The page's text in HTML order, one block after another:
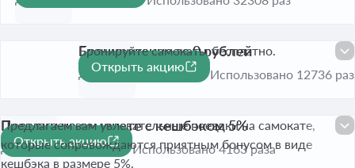
Бронирование за 0 рублей
До 30 сент. 2026
Бронируйте самокаты бесплатно.
Открыть акцию
Использовано 12736 раз
Поездки на самокате с кешбэком 5%
До 30 сент. 2026
Предлагаем вам увлекательные поездки на самокате,
которые сопровождаются приятным бонусом в виде
кешбэка в размере 5%.
Открыть акцию
Использовано 4163 раза